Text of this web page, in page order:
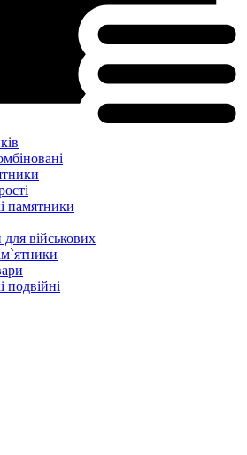
памятники
військових
подвійні